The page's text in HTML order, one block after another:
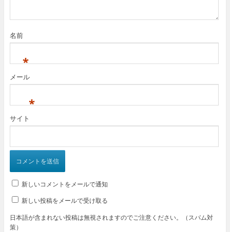
名前
*
メール
*
サイト
新しいコメントをメールで通知
新しい投稿をメールで受け取る
日本語が含まれない投稿は無視されますのでご注意ください。（スパム対
策）